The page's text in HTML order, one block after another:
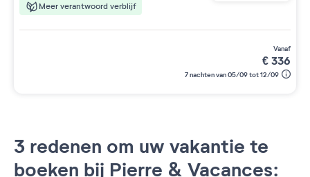
Meer verantwoord verblijf
vanaf
€336
7 nachten van 05/09 tot 12/09
3 redenen om uw vakantie te
boeken bij Pierre & Vacances: